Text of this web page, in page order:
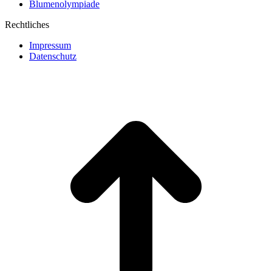
Blumenolympiade
Rechtliches
Impressum
Datenschutz